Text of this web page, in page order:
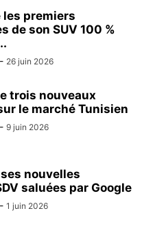
premiers
de son SUV 100 %
- 26 juin 2026
trois nouveaux
le marché Tunisien
- 9 juin 2026
nouvelles
saluées par Google
- 1 juin 2026